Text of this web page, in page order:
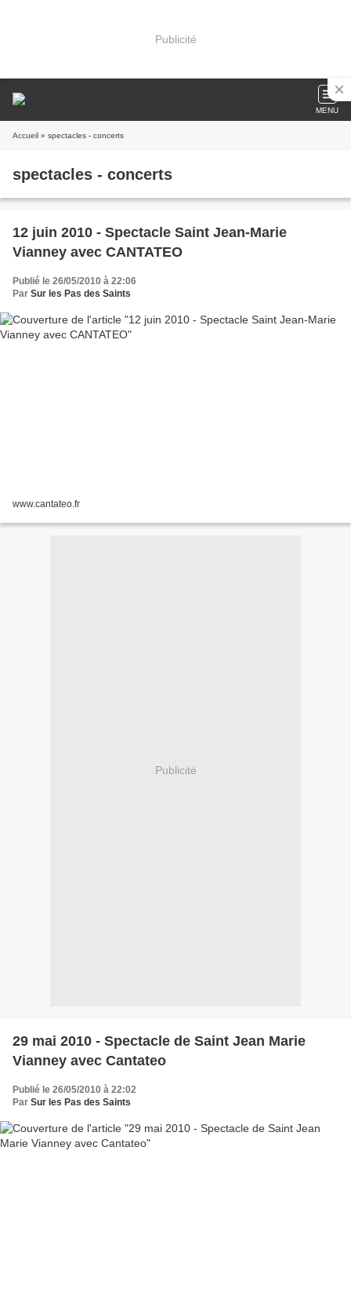
Publicité
MENU
Accueil » spectacles - concerts
spectacles - concerts
12 juin 2010 - Spectacle Saint Jean-Marie
Vianney avec CANTATEO
Publié le 26/05/2010 à 22:06
Par Sur les Pas des Saints
www.cantateo.fr
Publicité
29 mai 2010 - Spectacle de Saint Jean Marie
Vianney avec Cantateo
Publié le 26/05/2010 à 22:02
Par Sur les Pas des Saints